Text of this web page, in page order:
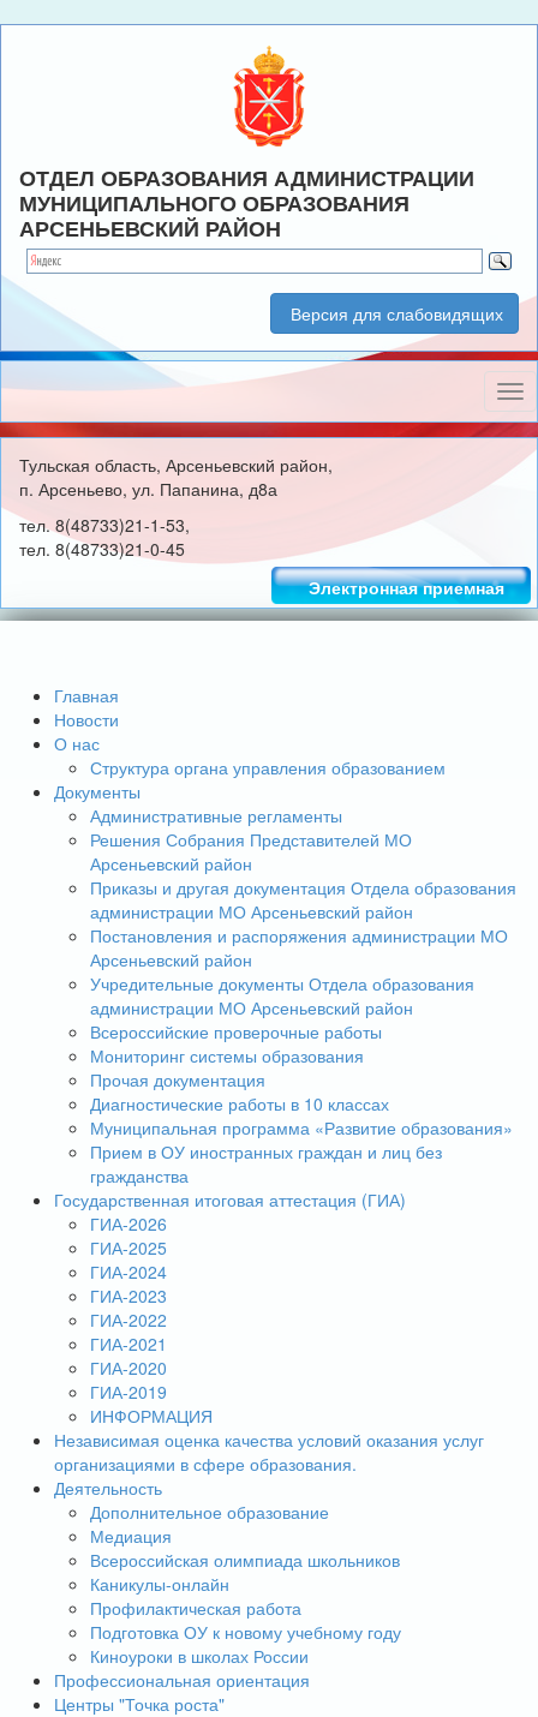
ОТДЕЛ ОБРАЗОВАНИЯ АДМИНИСТРАЦИИ
МУНИЦИПАЛЬНОГО ОБРАЗОВАНИЯ
АРСЕНЬЕВСКИЙ РАЙОН
Версия для слабовидящих
Тульская область, Арсеньевский район,
п. Арсеньево, ул. Папанина, д8а
тел. 8(48733)21-1-53,
тел. 8(48733)21-0-45
Электронная приемная
Главная
Новости
О нас
Структура органа управления образованием
Документы
Административные регламенты
Решения Собрания Представителей МО
Арсеньевский район
Приказы и другая документация Отдела образования
администрации МО Арсеньевский район
Постановления и распоряжения администрации МО
Арсеньевский район
Учредительные документы Отдела образования
администрации МО Арсеньевский район
Всероссийские проверочные работы
Мониторинг системы образования
Прочая документация
Диагностические работы в 10 классах
Муниципальная программа «Развитие образования»
Прием в ОУ иностранных граждан и лиц без
гражданства
Государственная итоговая аттестация (ГИА)
ГИА-2026
ГИА-2025
ГИА-2024
ГИА-2023
ГИА-2022
ГИА-2021
ГИА-2020
ГИА-2019
ИНФОРМАЦИЯ
Независимая оценка качества условий оказания услуг
организациями в сфере образования.
Деятельность
Дополнительное образование
Медиация
Всероссийская олимпиада школьников
Каникулы-онлайн
Профилактическая работа
Подготовка ОУ к новому учебному году
Киноуроки в школах России
Профессиональная ориентация
Центры "Точка роста"